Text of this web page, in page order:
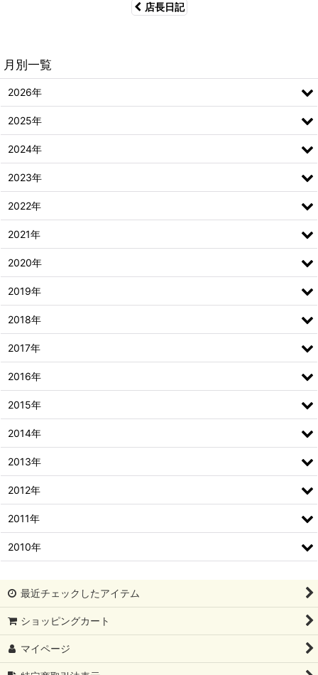
店長日記
月別一覧
2026年
2025年
2024年
2023年
2022年
2021年
2020年
2019年
2018年
2017年
2016年
2015年
2014年
2013年
2012年
2011年
2010年
最近チェックしたアイテム
ショッピングカート
マイページ